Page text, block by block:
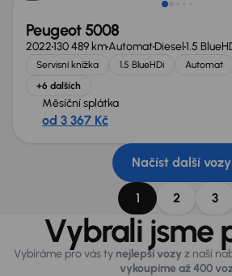
Peugeot 5008
2022130 489 kmAutomatDiesel1.5
Servisní knížka 1.5 BlueHDi Automat
+6 dalších
Měsíční splátka
od 3 367 Kč
Načíst další vozy
1 2 3
Vybrali jsme
Vybíráme pro vás ty nejlepší vozy z naší
vykoupíme až 400